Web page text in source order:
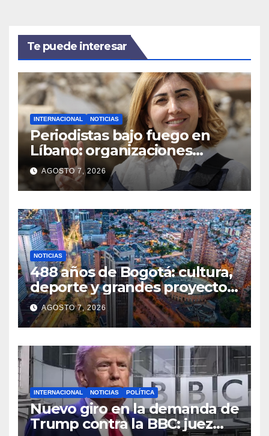
Te puede interesar
INTERNACIONAL NOTICIAS
Periodistas bajo fuego en
Líbano: organizaciones
denuncian ataques y exigen
justicia
AGOSTO 7, 2026
NOTICIAS
488 años de Bogotá: cultura,
deporte y grandes proyectos
marcan el aniversario de la
capital
AGOSTO 7, 2026
INTERNACIONAL NOTICIAS POLÍTICA
Nuevo giro en la demanda de
Trump contra la BBC: juez